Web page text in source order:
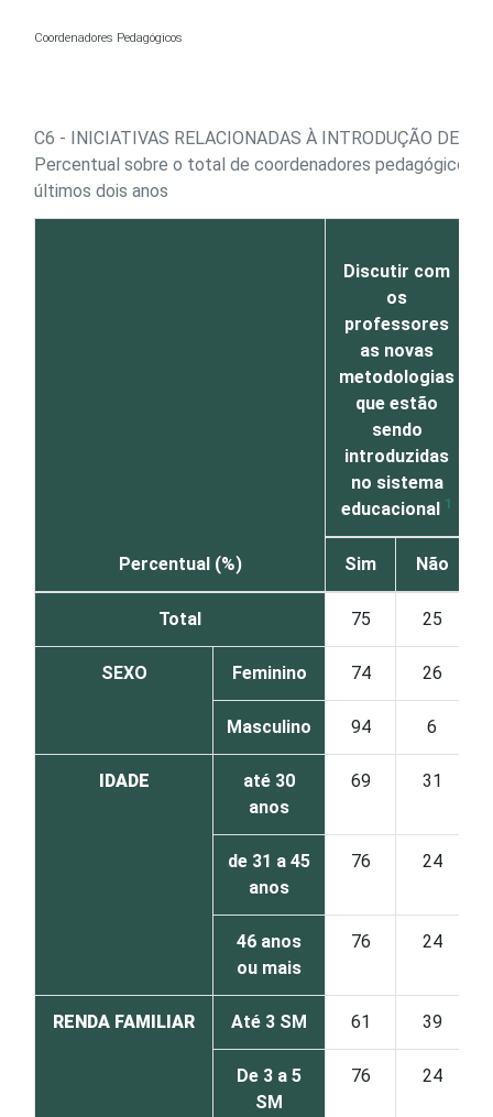
Coordenadores Pedagógicos
C6 - INICIATIVAS RELACIONADAS À INTRODUÇÃO DE
Percentual sobre o total de coordenadores pedagógicos
últimos dois anos
Percentual (%)
Discutir com
os
professores
as novas
metodologias
que estão
sendo
introduzidas
no sistema
educacional 1
Sim Não
Total 75 25
SEXO Feminino 74 26
Masculino 94 6
IDADE
até 30
anos
69 31
de 31 a 45
anos
76 24
46 anos
ou mais
76 24
RENDA FAMILIAR Até 3 SM 61 39
De 3 a 5
SM
76 24